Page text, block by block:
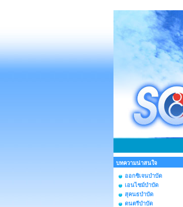
บทความน่าสนใจ
ออกซิเจนบำบัด
เอนไซม์บำบัด
สุคนธบำบัด
ดนตรีบำบัด